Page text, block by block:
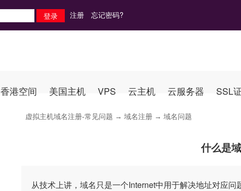
注册 忘记密码?
香港空间 美国主机 VPS 云主机 云服务器 SSL
虚拟主机域名注册-常见问题 → 域名注册 → 域名问题
什么是
从技术上讲，域名只是一个Internet中用于解决地址对应